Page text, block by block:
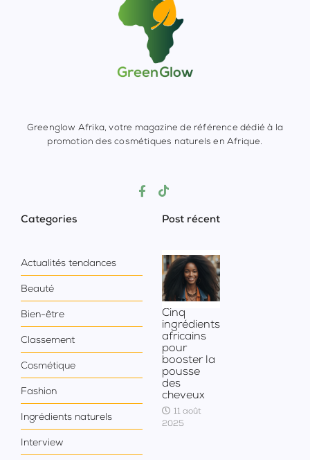
Greenglow Afrika, votre magazine de référence dédié à la
promotion des cosmétiques naturels en Afrique.
Categories
Actualités tendances
Beauté
Bien-être
Classement
Cosmétique
Fashion
Ingrédients naturels
Interview
Post récent
Cinq
ingrédients
africains
pour
booster la
pousse
des
cheveux
11 août
2025